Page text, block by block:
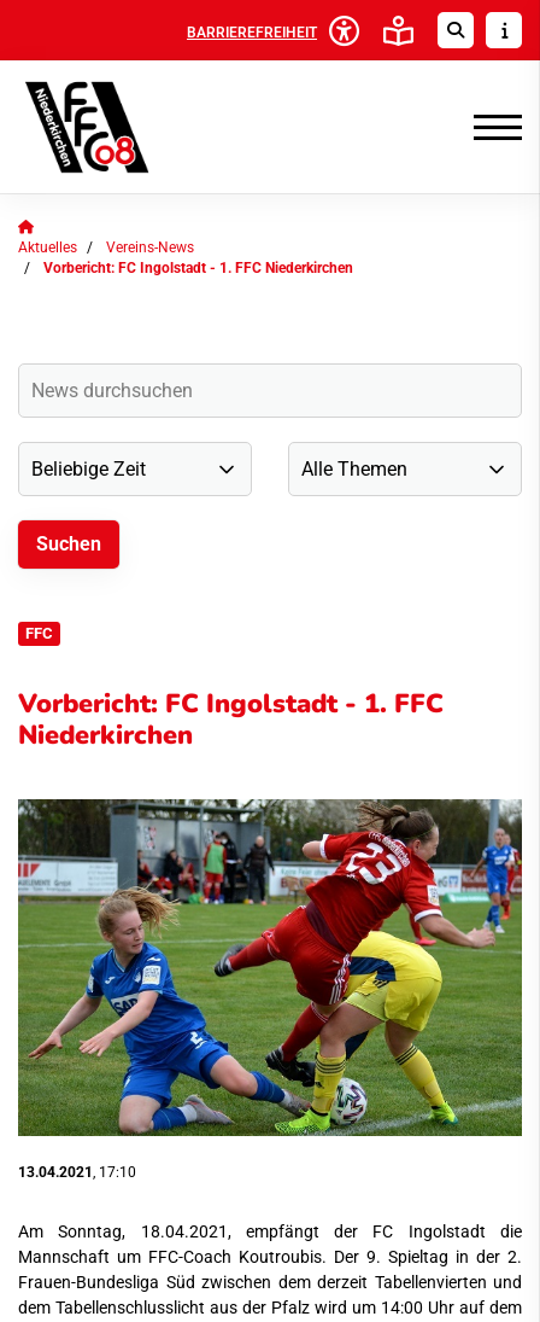
BARRIEREFREIHEIT
Aktuelles
Vereins-News
Vorbericht: FC Ingolstadt - 1. FFC Niederkirchen
FFC
Vorbericht: FC Ingolstadt - 1. FFC
Niederkirchen
13.04.2021 , 17:10
Am Sonntag, 18.04.2021, empfängt der FC Ingolstadt die
Mannschaft um FFC-Coach Koutroubis. Der 9. Spieltag in der 2.
Frauen-Bundesliga Süd zwischen dem derzeit Tabellenvierten und
dem Tabellenschlusslicht aus der Pfalz wird um 14:00 Uhr auf dem